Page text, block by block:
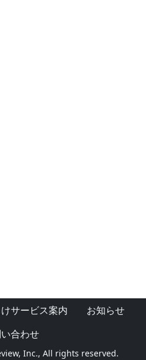
サービス案内
お知らせ
合わせ
Inc., All rights reserved.